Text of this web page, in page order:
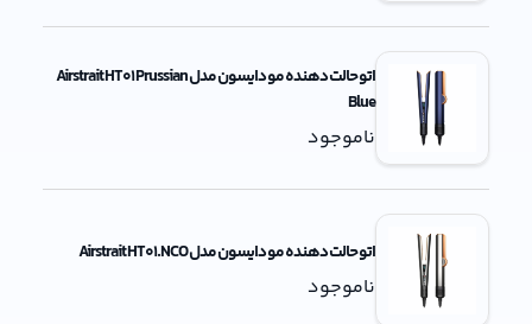
اتو حالت دهنده مو دایسون مدل Airstrait HT01 Prussian
Blue
ناموجود
اتو حالت دهنده مو دایسون مدل Airstrait HT01.NCO
ناموجود